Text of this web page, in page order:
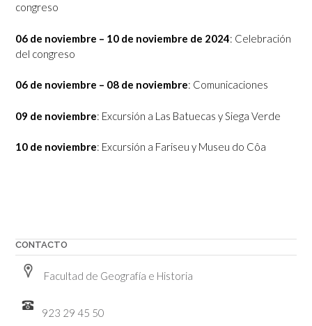
congreso
06 de noviembre – 10 de noviembre de 2024: Celebración
del congreso
06 de noviembre – 08 de noviembre: Comunicaciones
09 de noviembre: Excursión a Las Batuecas y Siega Verde
10 de noviembre: Excursión a Fariseu y Museu do Côa
CONTACTO
Facultad de Geografía e Historia
923 29 45 50